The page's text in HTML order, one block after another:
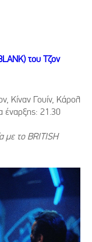
του Τζον
Κίναν Γουίν, Κάρολ
έναρξης: 21.30
με το BRITISH